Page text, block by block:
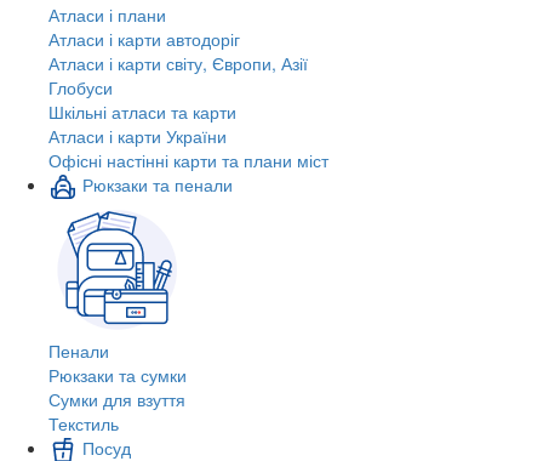
Атласи і плани
Атласи і карти автодоріг
Атласи і карти світу, Європи, Азії
Глобуси
Шкільні атласи та карти
Атласи і карти України
Офісні настінні карти та плани міст
Рюкзаки та пенали
Пенали
Рюкзаки та сумки
Сумки для взуття
Текстиль
Посуд